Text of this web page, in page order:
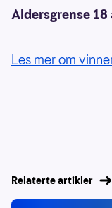
Aldersgrense 18
Les mer om
Relaterte artikler